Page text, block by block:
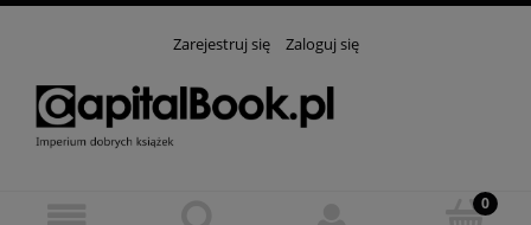
Zarejestruj się Zaloguj się